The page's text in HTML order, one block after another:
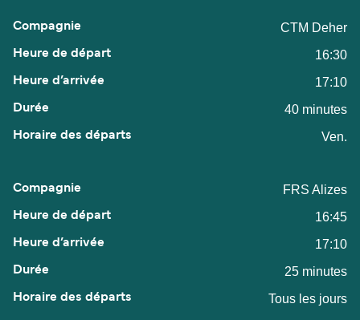
CTM Deher
16:30
17:10
40 minutes
Ven.
FRS Alizes
16:45
17:10
25 minutes
Tous les jours